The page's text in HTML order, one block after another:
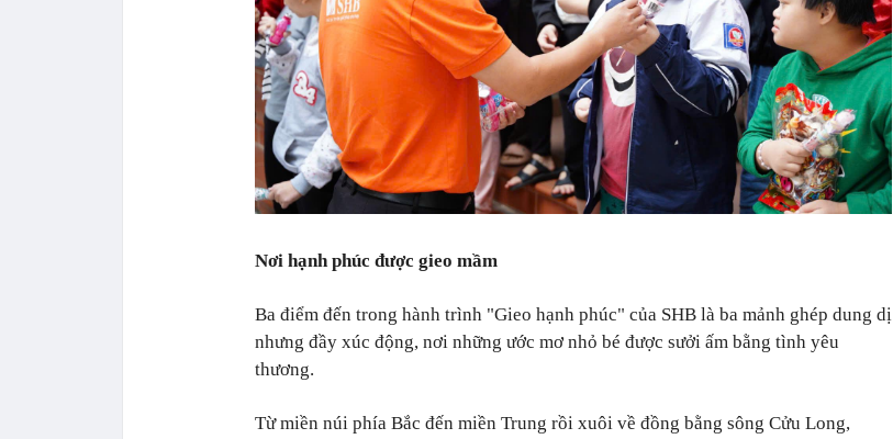
Nơi hạnh phúc được gieo mầm
Ba điểm đến trong hành trình "Gieo hạnh phúc" của SHB là ba mảnh ghép dung dị
nhưng đầy xúc động, nơi những ước mơ nhỏ bé được sưởi ấm bằng tình yêu
thương.
Từ miền núi phía Bắc đến miền Trung rồi xuôi về đồng bằng sông Cửu Long,